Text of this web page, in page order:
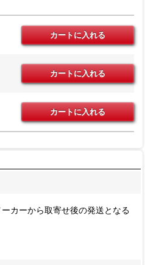
カーから取寄せ後の発送となる